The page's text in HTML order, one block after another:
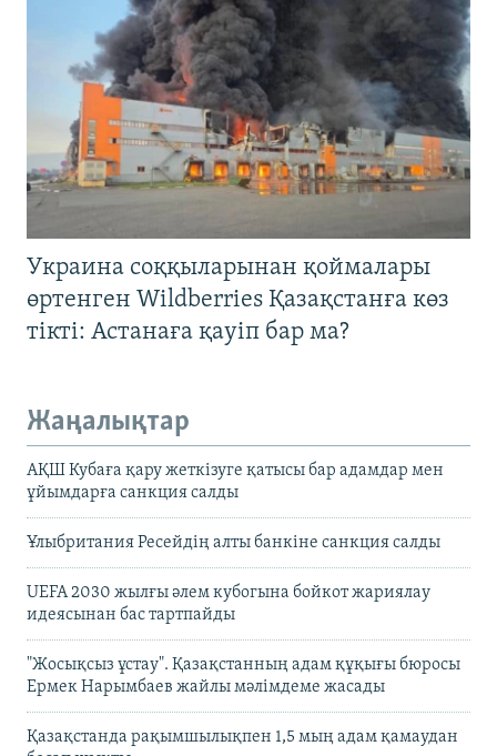
Украина соққыларынан қоймалары
өртенген Wildberries Қазақстанға көз
тікті: Астанаға қауіп бар ма?
Жаңалықтар
АҚШ Кубаға қару жеткізуге қатысы бар адамдар мен
ұйымдарға санкция салды
Ұлыбритания Ресейдің алты банкіне санкция салды
UEFA 2030 жылғы әлем кубогына бойкот жариялау
идеясынан бас тартпайды
"Жосықсыз ұстау". Қазақстанның адам құқығы бюросы
Ермек Нарымбаев жайлы мәлімдеме жасады
Қазақстанда рақымшылықпен 1,5 мың адам қамаудан